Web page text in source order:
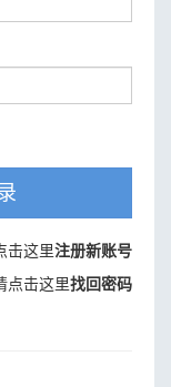
击这里注册新账号
点击这里找回密码